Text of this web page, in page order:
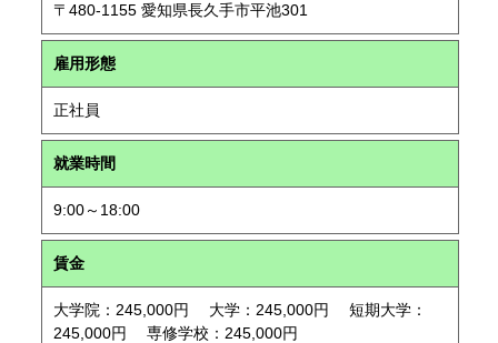
〒480-1155 愛知県長久手市平池301
雇用形態
正社員
就業時間
9:00～18:00
賃金
大学院：245,000円 大学：245,000円 短期大学：
245,000円 専修学校：245,000円